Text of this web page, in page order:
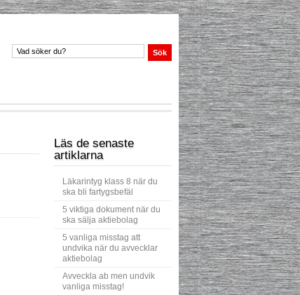
Läs de senaste
artiklarna
Läkarintyg klass 8 när du
ska bli fartygsbefäl
5 viktiga dokument när du
ska sälja aktiebolag
5 vanliga misstag att
undvika när du avvecklar
aktiebolag
Avveckla ab men undvik
vanliga misstag!